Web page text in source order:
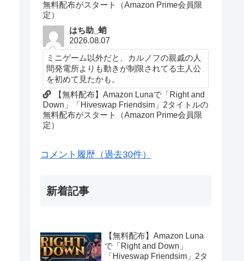
無料配布がスタート（Amazon Prime会員限
定）
はち助_蛸
2026.08.07
ミニゲーム以外だと、カルノフの親戚の人
間発電所よりも動きが制限されてる主人公
を初めて見たかも。
【無料配布】Amazon Lunaで「Right and
Down」「Hiveswap Friendsim」2タイトルの
無料配布がスタート（Amazon Prime会員限
定）
コメント履歴（過去30件）
新着記事
【無料配布】Amazon Luna
で「Right and Down」
「Hiveswap Friendsim」2タ